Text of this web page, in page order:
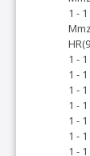
1 - 1
1 -
1 -
1 -
1 -
1 -
1 -
1 -